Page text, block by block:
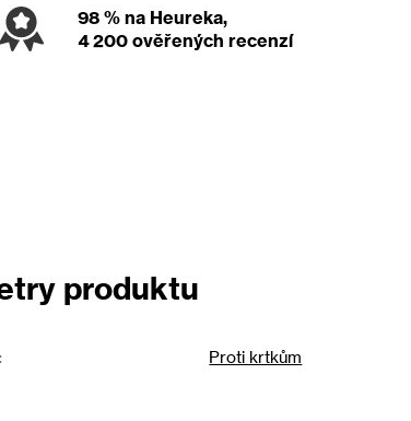
98 %na Heureka,
4 200 ověřených recenzí
produktu
Proti krtkům